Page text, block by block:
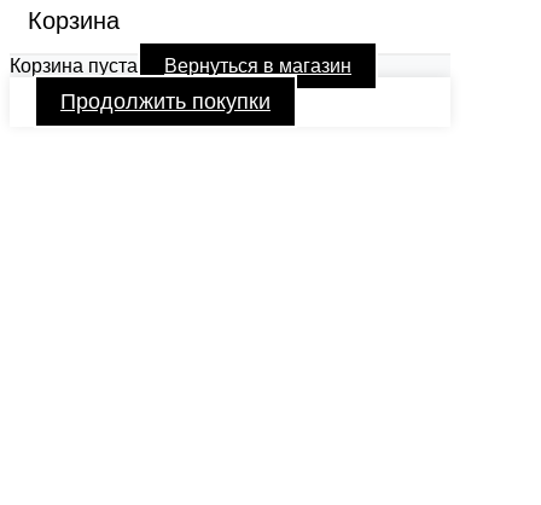
Корзина
Корзина пуста Вернуться в магазин
Продолжить покупки